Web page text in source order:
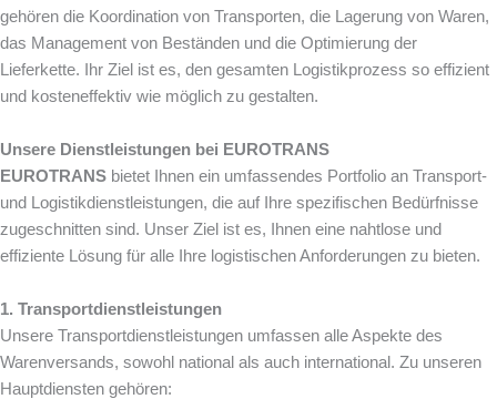
gehören die Koordination von Transporten, die Lagerung von Waren,
das Management von Beständen und die Optimierung der
Lieferkette. Ihr Ziel ist es, den gesamten Logistikprozess so effizient
und kosteneffektiv wie möglich zu gestalten.
Unsere Dienstleistungen bei EUROTRANS
EUROTRANS bietet Ihnen ein umfassendes Portfolio an Transport-
und Logistikdienstleistungen, die auf Ihre spezifischen Bedürfnisse
zugeschnitten sind. Unser Ziel ist es, Ihnen eine nahtlose und
effiziente Lösung für alle Ihre logistischen Anforderungen zu bieten.
1. Transportdienstleistungen
Unsere Transportdienstleistungen umfassen alle Aspekte des
Warenversands, sowohl national als auch international. Zu unseren
Hauptdiensten gehören: